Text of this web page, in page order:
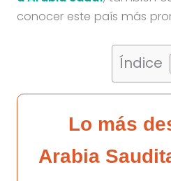
conocer este país más
Índice
Lo más
Arabia